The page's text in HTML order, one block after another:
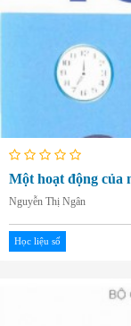
Một hoạt động của
Nguyễn Thị Ngân
Học liệu số